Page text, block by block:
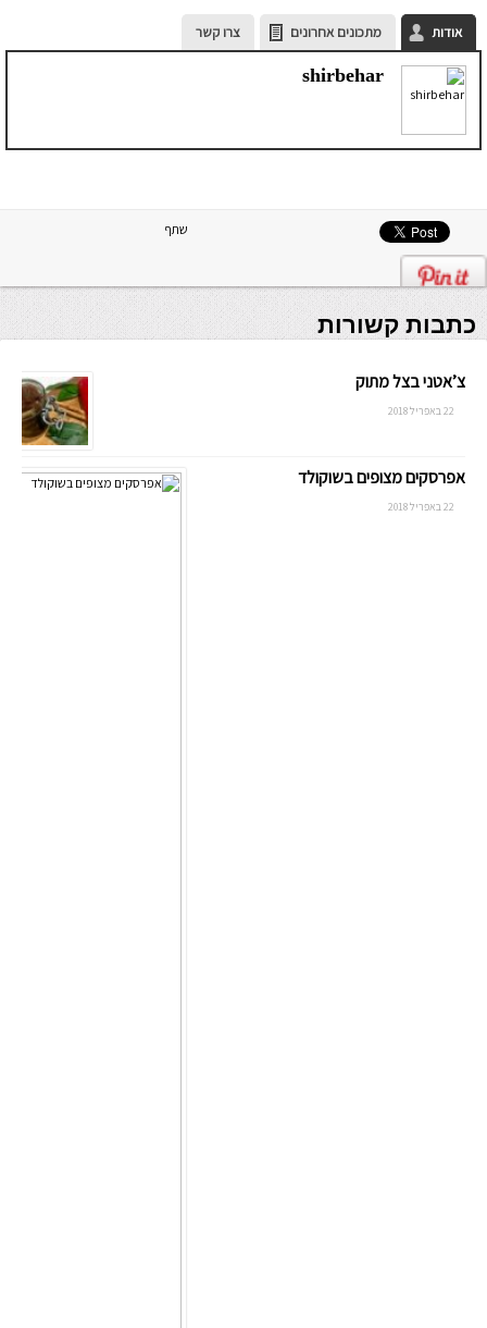
אודות מתכונים אחרונים צרו קשר
shirbehar
שתף
כתבות קשורות
צ’אטני בצל מתוק
22 באפריל 2018
אפרסקים מצופים בשוקולד
22 באפריל 2018